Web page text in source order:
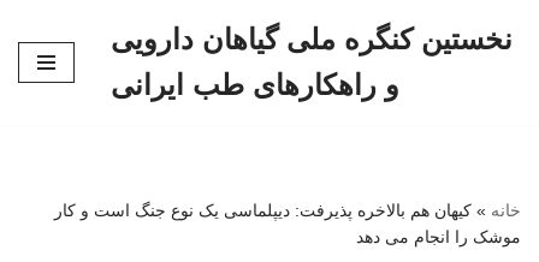
نخستین کنگره ملی گیاهان دارویی
و راهکارهای طب ایرانی
خانه » کیهان هم بالاخره پذیرفت: دیپلماسی یک نوع جنگ است و کار
موشک را انجام می دهد